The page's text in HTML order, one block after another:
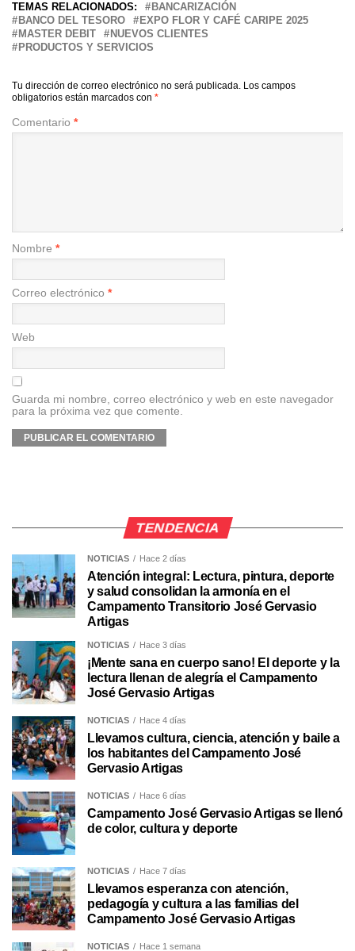
TEMAS RELACIONADOS:
BANCARIZACIÓN
BANCO DEL TESORO
EXPO FLOR Y CAFÉ CARIPE 2025
MASTER DEBIT
NUEVOS CLIENTES
PRODUCTOS Y SERVICIOS
Tu dirección de correo electrónico no será publicada. Los campos
obligatorios están marcados con *
Comentario *
Nombre *
Correo electrónico *
Web
Guarda mi nombre, correo electrónico y web en este navegador
para la próxima vez que comente.
TENDENCIA
NOTICIAS Hace 2 días
Atención integral: Lectura, pintura, deporte
y salud consolidan la armonía en el
Campamento Transitorio José Gervasio
Artigas
NOTICIAS Hace 3 días
¡Mente sana en cuerpo sano! El deporte y la
lectura llenan de alegría el Campamento
José Gervasio Artigas
NOTICIAS Hace 4 días
Llevamos cultura, ciencia, atención y baile a
los habitantes del Campamento José
Gervasio Artigas
NOTICIAS Hace 6 días
Campamento José Gervasio Artigas se llenó
de color, cultura y deporte
NOTICIAS Hace 7 días
Llevamos esperanza con atención,
pedagogía y cultura a las familias del
Campamento José Gervasio Artigas
NOTICIAS Hace 1 semana